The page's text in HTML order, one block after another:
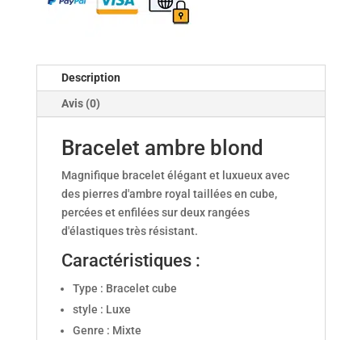
Description
Avis (0)
Bracelet ambre blond
Magnifique bracelet élégant et luxueux avec
des pierres d'ambre royal taillées en cube,
percées et enfilées sur deux rangées
d'élastiques très résistant.
Caractéristiques :
Type : Bracelet cube
style : Luxe
Genre : Mixte